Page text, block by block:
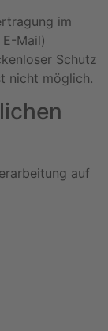
im
Mail)
Schutz
nicht möglich.
auf